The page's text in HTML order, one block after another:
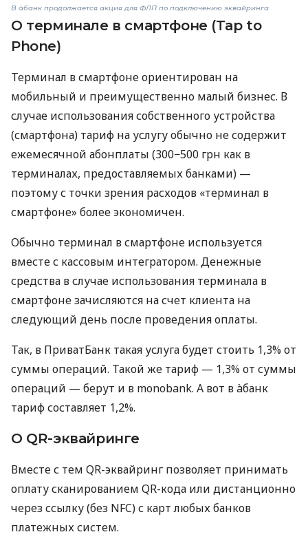
В àбанк продолжается акция для ФЛП по подключению эквайринга
О терминале в смартфоне (Tap to
Phone)
Терминал в смартфоне ориентирован на
мобильный и преимущественно малый бизнес. В
случае использования собственного устройства
(смартфона) тариф на услугу обычно не содержит
ежемесячной абонплаты (300−500 грн как в
терминалах, предоставляемых банками) —
поэтому с точки зрения расходов «терминал в
смартфоне» более экономичен.
Обычно терминал в смартфоне используется
вместе с кассовым интегратором. Денежные
средства в случае использования терминала в
смартфоне зачисляются на счет клиента на
следующий день после проведения оплаты.
Так, в ПриватБанк такая услуга будет стоить 1,3% от
суммы операций. Такой же тариф — 1,3% от суммы
операций — берут и в monobank. А вот в àбанк
тариф составляет 1,2%.
О QR-эквайринге
Вместе с тем QR-эквайринг позволяет принимать
оплату сканированием QR-кода или дистанционно
через ссылку (без NFC) с карт любых банков
платежных систем.